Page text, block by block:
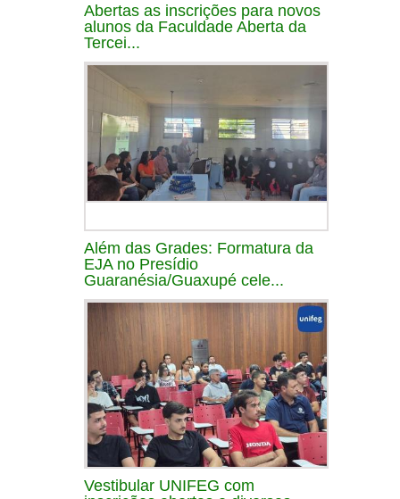
Abertas as inscrições para novos
alunos da Faculdade Aberta da
Tercei...
Além das Grades: Formatura da
EJA no Presídio
Guaranésia/Guaxupé cele...
Vestibular UNIFEG com